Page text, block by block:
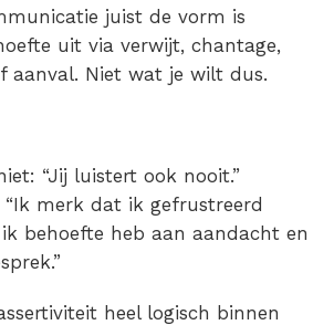
juist de vorm is
uit via verwijt, chantage,
aanval. Niet wat je wilt dus.
“Jij luistert ook nooit.”
“Ik merk dat ik gefrustreerd
behoefte heb aan aandacht en
heel logisch binnen